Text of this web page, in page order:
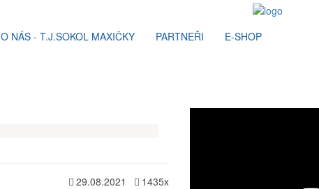
O NÁS - T.J.SOKOL MAXIČKY PARTNEŘI E-SHOP
29.08.2021 1435x